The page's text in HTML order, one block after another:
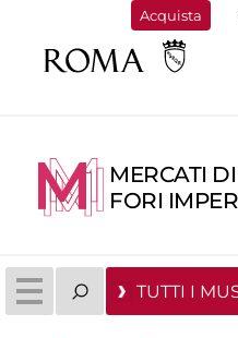
Acquista
MERCATI
FORI
TUTTI I